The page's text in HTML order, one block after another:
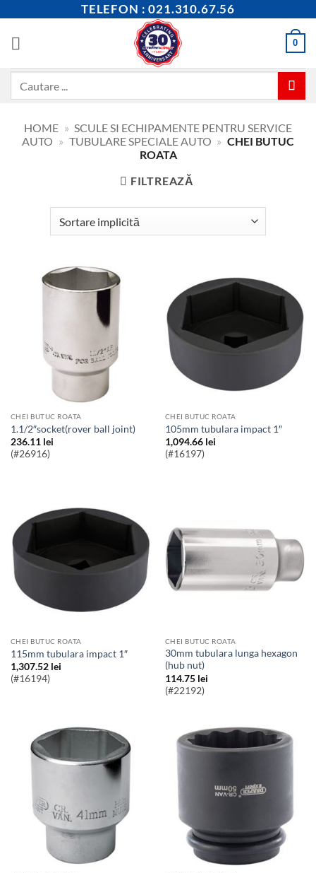
content
TELEFON : 021.310.67.56
0
HOME » SCULE SI ECHIPAMENTE PENTRU SERVICE
AUTO » TUBULARE SPECIALE AUTO » CHEI BUTUC
ROATA
FILTREAZĂ
CHEI BUTUC ROATA
1.1/2″socket(rover ball joint)
236.11 lei
(#26916)
CHEI BUTUC ROATA
105mm tubulara impact 1″
1,094.66 lei
(#16197)
CHEI BUTUC ROATA
115mm tubulara impact 1″
1,307.52 lei
(#16194)
CHEI BUTUC ROATA
30mm tubulara lunga hexagon
(hub nut)
114.75 lei
(#22192)